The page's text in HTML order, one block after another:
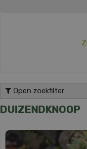
Open zoekfilter
DUIZENDKNOOP